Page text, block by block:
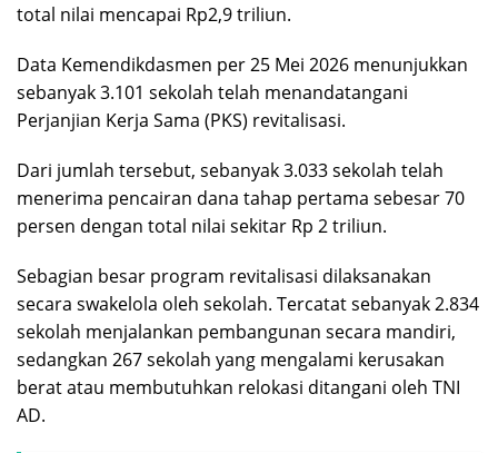
total nilai mencapai Rp2,9 triliun.
Data Kemendikdasmen per 25 Mei 2026 menunjukkan
sebanyak 3.101 sekolah telah menandatangani
Perjanjian Kerja Sama (PKS) revitalisasi.
Dari jumlah tersebut, sebanyak 3.033 sekolah telah
menerima pencairan dana tahap pertama sebesar 70
persen dengan total nilai sekitar Rp 2 triliun.
Sebagian besar program revitalisasi dilaksanakan
secara swakelola oleh sekolah. Tercatat sebanyak 2.834
sekolah menjalankan pembangunan secara mandiri,
sedangkan 267 sekolah yang mengalami kerusakan
berat atau membutuhkan relokasi ditangani oleh TNI
AD.